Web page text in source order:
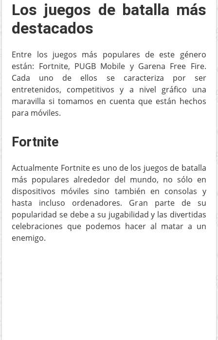
Los juegos de batalla más
destacados
Entre los juegos más populares de este género
están: Fortnite, PUGB Mobile y Garena Free Fire.
Cada uno de ellos se caracteriza por ser
entretenidos, competitivos y a nivel gráfico una
maravilla si tomamos en cuenta que están hechos
para móviles.
Fortnite
Actualmente Fortnite es uno de los juegos de batalla
más populares alrededor del mundo, no sólo en
dispositivos móviles sino también en consolas y
hasta incluso ordenadores. Gran parte de su
popularidad se debe a su jugabilidad y las divertidas
celebraciones que podemos hacer al matar a un
enemigo.